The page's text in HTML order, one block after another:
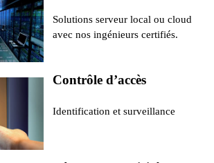
Solutions serveur local ou cloud
avec nos ingénieurs certifiés.
Contrôle d’accès
Identification et surveillance